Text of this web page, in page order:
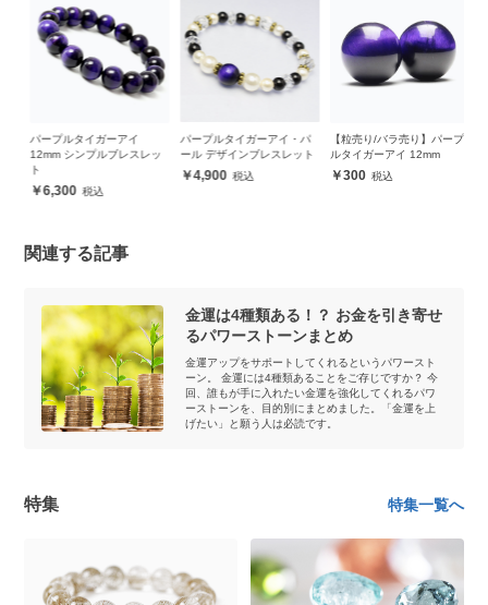
パープルタイガーアイ
12mm シンプルブレスレッ
ト
6,300
パープルタイガーアイ・パ
ール デザインブレスレット
4,900
【粒売り/バラ売り】パープ
ルタイガーアイ 12mm
300
関連する記事
金運は4種類ある！？ お金を引き寄せ
るパワーストーンまとめ
金運アップをサポートしてくれるというパワースト
ーン。 金運には4種類あることをご存じですか？ 今
回、誰もが手に入れたい金運を強化してくれるパワ
ーストーンを、目的別にまとめました。「金運を上
げたい」と願う人は必読です。
特集 特集一覧へ